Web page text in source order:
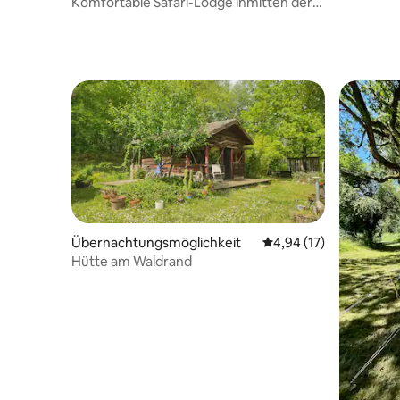
Übernachtungsmöglichkeit Durchschnittliche
4,94 (17)
Hütte am Waldrand